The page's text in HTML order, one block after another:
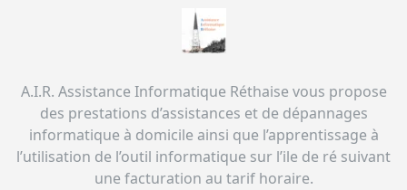
A.I.R. Assistance Informatique Réthaise vous propose
des prestations d’assistances et de dépannages
informatique à domicile ainsi que l’apprentissage à
l’utilisation de l’outil informatique sur l’ile de ré suivant
une facturation au tarif horaire.